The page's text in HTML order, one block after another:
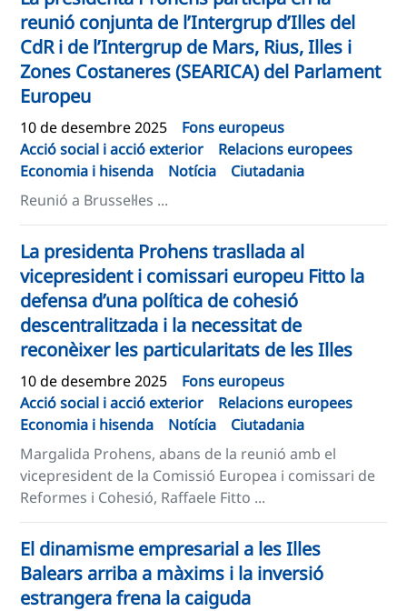
reunió conjunta de l’Intergrup d’Illes del
CdR i de l’Intergrup de Mars, Rius, Illes i
Zones Costaneres (SEARICA) del Parlament
Europeu
10 de desembre 2025
Fons europeus
Acció social i acció exterior
Relacions europees
Economia i hisenda
Notícia
Ciutadania
Reunió a Brussel·les ...
La presidenta Prohens trasllada al
vicepresident i comissari europeu Fitto la
defensa d’una política de cohesió
descentralitzada i la necessitat de
reconèixer les particularitats de les Illes
10 de desembre 2025
Fons europeus
Acció social i acció exterior
Relacions europees
Economia i hisenda
Notícia
Ciutadania
Margalida Prohens, abans de la reunió amb el
vicepresident de la Comissió Europea i comissari de
Reformes i Cohesió, Raffaele Fitto ...
El dinamisme empresarial a les Illes
Balears arriba a màxims i la inversió
estrangera frena la caiguda